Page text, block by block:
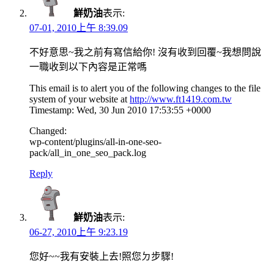
鮮奶油表示:
07-01, 2010上午 8:39.09
不好意思~我之前有寫信給你! 沒有收到回覆~我想問說
一職收到以下內容是正常嗎
This email is to alert you of the following changes to the file
system of your website at http://www.ft1419.com.tw
Timestamp: Wed, 30 Jun 2010 17:53:55 +0000
Changed:
wp-content/plugins/all-in-one-seo-
pack/all_in_one_seo_pack.log
Reply
鮮奶油表示:
06-27, 2010上午 9:23.19
您好~~我有安裝上去!照您ㄉ步驟!